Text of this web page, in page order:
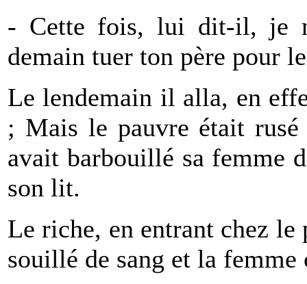
- Cette fois, lui dit-il, je
demain tuer ton père pour
Le lendemain il alla, en
; Mais le pauvre était
avait barbouillé sa femme
son lit.
Le riche, en entrant chez
souillé de sang et la